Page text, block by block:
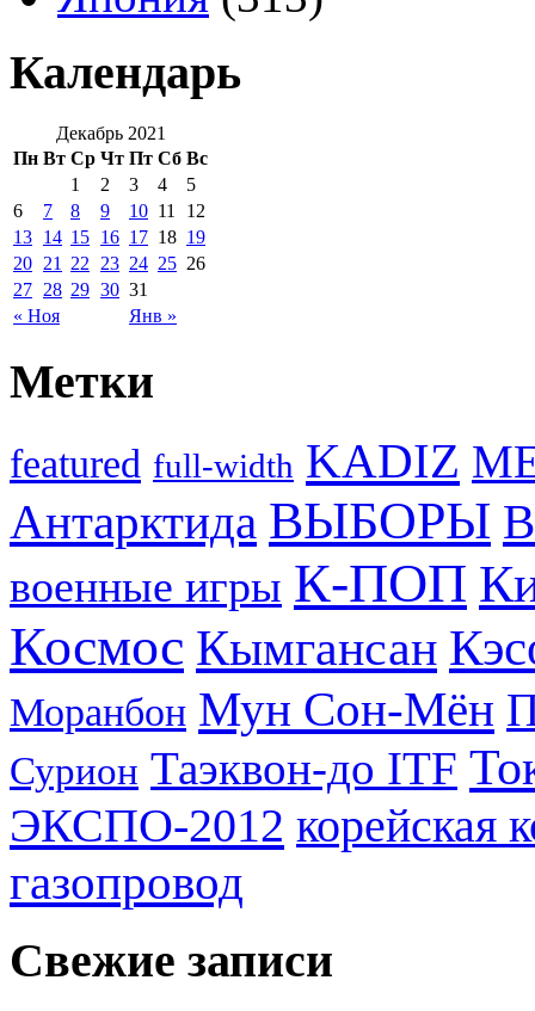
Календарь
Декабрь 2021
Пн Вт Ср Чт Пт Сб Вс
« Ноя Янв »
1 2 3 4
5
6
7 8 9 10 11
12
13 14 15 16 17 18 19
20 21 22 23 24 25 26
27 28 29 30 31
Метки
featured full-width KADIZ
Антарктида ВЫБОРЫ
военные игры К-ПОП
Космос Кымгансан
Моранбон Мун Сон-Мён
Сурион Таэквон-до ITF
ЭКСПО-2012 корейская
газопровод
Свежие записи